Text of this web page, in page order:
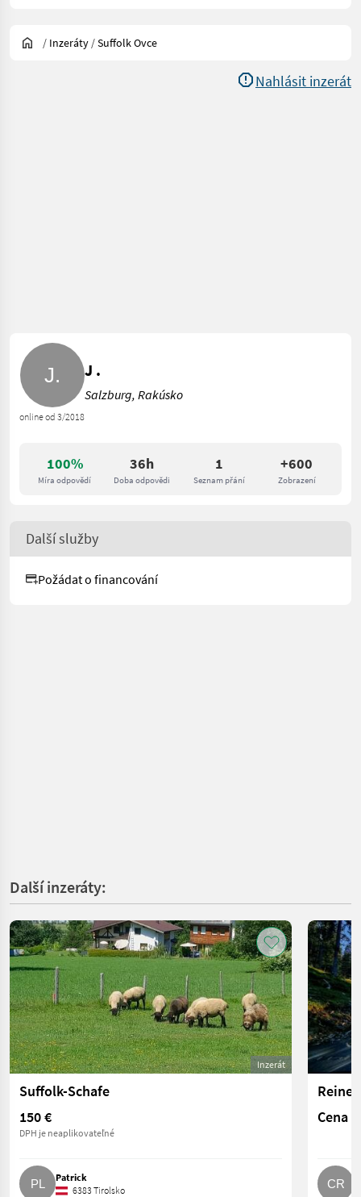
/ Inzeráty /Suffolk Ovce
Nahlásit inzerát
100%
Míra odpovědí
36h
Doba odpovědi
1
Seznam přání
+600
Zobrazení
online od 3/2018
J .
Salzburg, Rakúsko
Další služby
Požádat o financování
Další inzeráty:
Inzerát
Suffolk-Schafe
150 €
DPH je neaplikovateľné
Patrick
6383 Tirolsko
Reine
Cena